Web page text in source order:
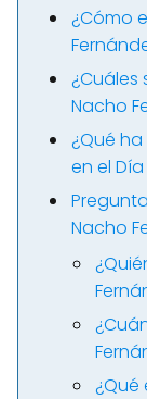
¿Cómo
¿Cuáles
Nacho
¿Qué
en el
Nacho
¿Qué